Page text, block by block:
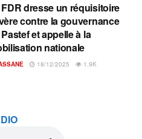
dresse un réquisitoire
contre la gouvernance
et appelle à la
nationale
18/12/2025 1.9K